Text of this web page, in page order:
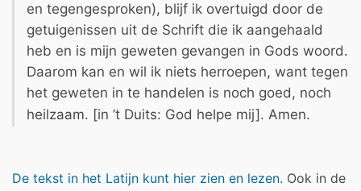
en tegengesproken), blijf ik overtuigd door de
getuigenissen uit de Schrift die ik aangehaald
heb en is mijn geweten gevangen in Gods woord.
Daarom kan en wil ik niets herroepen, want tegen
het geweten in te handelen is noch goed, noch
heilzaam. [in ’t Duits: God helpe mij]. Amen.
De tekst in het Latijn kunt hier zien en lezen. Ook in de